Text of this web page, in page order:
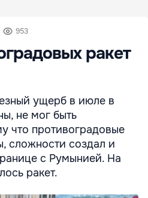
953
ракет
ущерб в июле в
не мог быть
что противоградовые
сложности создал и
с Румынией. На
ракет.